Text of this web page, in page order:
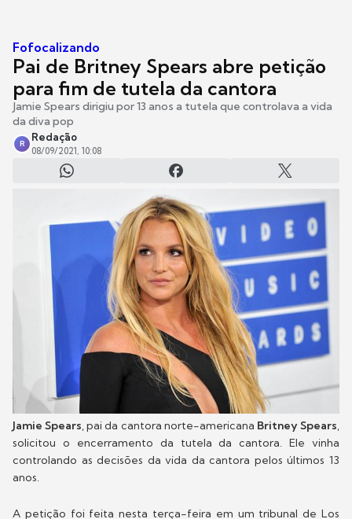
Fofocalizando
Pai de Britney Spears abre petição
para fim de tutela da cantora
Jamie Spears dirigiu por 13 anos a tutela que controlava a vida
da diva pop
R
Redação
08/09/2021, 10:08
Jamie Spears, pai da cantora norte-americana Britney Spears,
solicitou o encerramento da tutela da cantora. Ele vinha
controlando as decisões da vida da cantora pelos últimos 13
anos.
A petição foi feita nesta terça-feira em um tribunal de Los